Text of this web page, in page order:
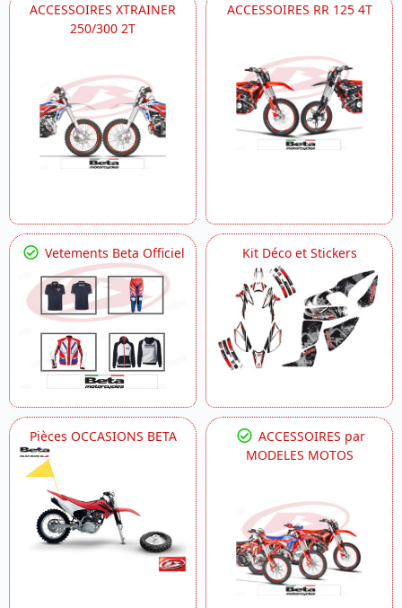
ACCESSOIRES XTRAINER
250/300 2T
ACCESSOIRES RR 125 4T
Vetements Beta Officiel Kit Déco et Stickers
Pièces OCCASIONS BETA
ACCESSOIRES par
MODELES MOTOS